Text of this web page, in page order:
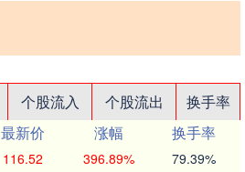
个股流入 个股流出
换手率
最新价 涨幅
换手率
116.52 396.89% 79.39%